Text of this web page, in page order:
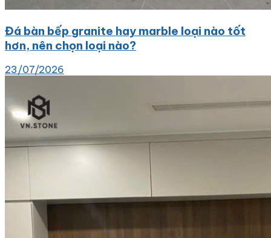
Đá bàn bếp granite hay marble loại nào tốt
hơn, nên chọn loại nào?
23/07/2026